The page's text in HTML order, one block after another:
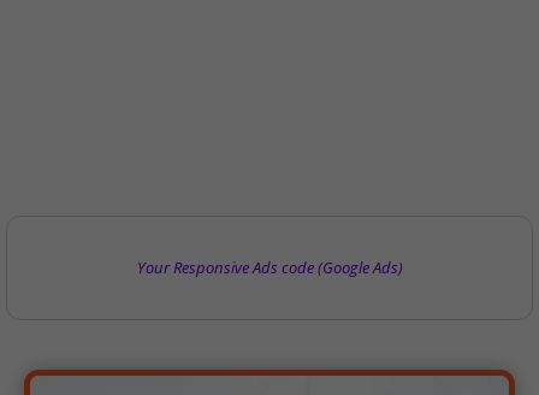
Your Responsive Ads code (Google Ads)